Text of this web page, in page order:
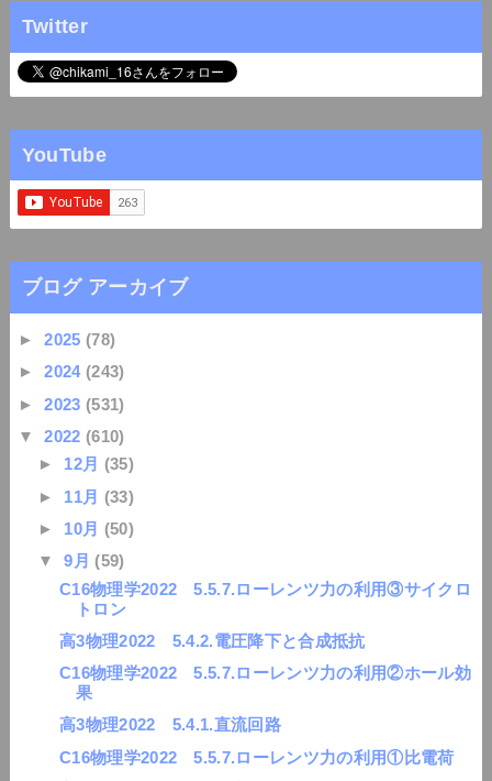
Twitter
YouTube
ブログ アーカイブ
►2025 (78)
►2024 (243)
►2023 (531)
▼2022 (610)
► 12月 (35)
► 11月 (33)
► 10月 (50)
▼9月 (59)
C16物理学2022 5.5.7.ローレンツ力の利用③サイクロ
トロン
高3物理2022 5.4.2.電圧降下と合成抵抗
C16物理学2022 5.5.7.ローレンツ力の利用②ホール効
果
高3物理2022 5.4.1.直流回路
C16物理学2022 5.5.7.ローレンツ力の利用①比電荷